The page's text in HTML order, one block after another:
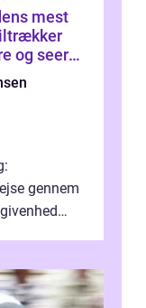
mest
og seere
gennem